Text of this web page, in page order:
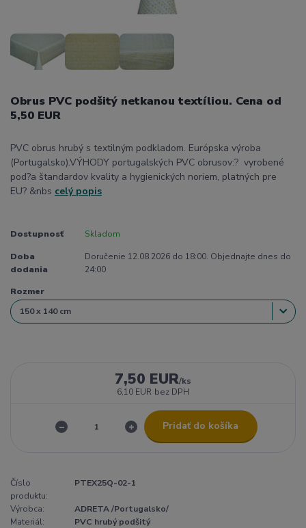
Obrus PVC podšitý netkanou textíliou. Cena od
5,50 EUR
PVC obrus hrubý s textilným podkladom. Európska výroba
(Portugalsko).VÝHODY portugalských PVC obrusov:? vyrobené
pod?a štandardov kvality a hygienických noriem, platných pre
EU? &nbs celý popis
Dostupnosť Skladom
Doba
dodania
Doručenie 12.08.2026 do 18:00. Objednajte dnes do
24:00
Rozmer
7,50 EUR/ks
6,10 EUR bez DPH
Pridať do košíka
Číslo
produktu:
PTEX25Q-02-1
Výrobca:
ADRETA /Portugalsko/
Materiál:
PVC hrubý podšitý